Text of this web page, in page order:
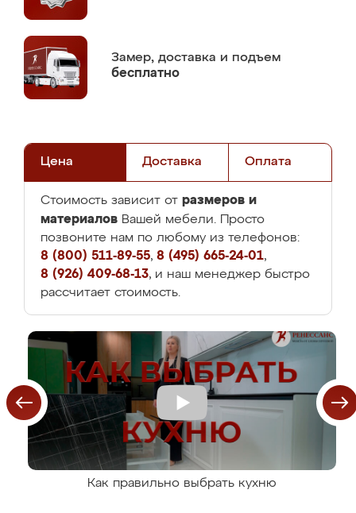
Замер, доставка и подъем
бесплатно
Цена Доставка Оплата
Стоимость зависит от размеров и
материалов Вашей мебели. Просто
позвоните нам по любому из телефонов:
8 (800) 511-89-55, 8 (495) 665-24-01,
8 (926) 409-68-13, и наш менеджер быстро
рассчитает стоимость.
Как правильно выбрать кухню